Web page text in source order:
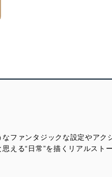
ファンタジックな設定やアク
える“日常”を描くリアルストー